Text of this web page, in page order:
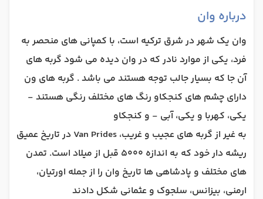
درباره وان
وان یک شهر در شرق ترکیه است، با کمپانی های منحصر به
فرد، یکی از موارد نادر که در وان دیده می شود گربه های
آن جا که بسیار جالب توجه هستند می باشد . گربه های ون
دارای چشم های کنجکاو رنگ های مختلف رنگی هستند -
یکی، کهربا و یکی، آبی - و کنجکاو
به غیر از گربه های عجیب و غریب، Van Prides در تاریخ عمیق
ریشه دار خود که به اندازه 5000 قبل از میلاد است. تمدن
های مختلف و پادشاهی ها تاریخ وان را از جمله اورتیان،
ارمنی، بیزانس، سلجوک و عثمانی شکل دادند